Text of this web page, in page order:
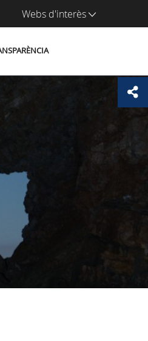
Webs d'interès